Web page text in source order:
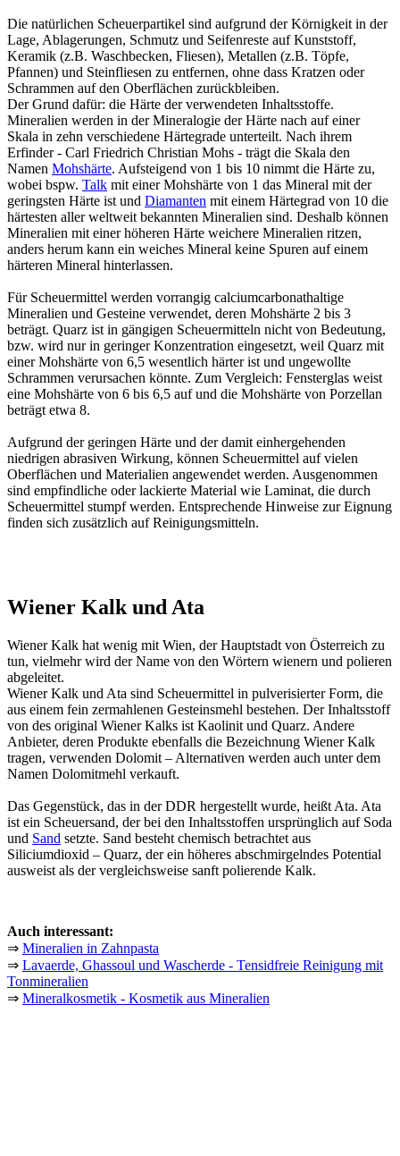
Die natürlichen Scheuerpartikel sind aufgrund der Körnigkeit in der
Lage, Ablagerungen, Schmutz und Seifenreste auf Kunststoff,
Keramik (z.B. Waschbecken, Fliesen), Metallen (z.B. Töpfe,
Pfannen) und Steinfliesen zu entfernen, ohne dass Kratzen oder
Schrammen auf den Oberflächen zurückbleiben.
Der Grund dafür: die Härte der verwendeten Inhaltsstoffe.
Mineralien werden in der Mineralogie der Härte nach auf einer
Skala in zehn verschiedene Härtegrade unterteilt. Nach ihrem
Erfinder - Carl Friedrich Christian Mohs - trägt die Skala den
Namen Mohshärte. Aufsteigend von 1 bis 10 nimmt die Härte zu,
wobei bspw. Talk mit einer Mohshärte von 1 das Mineral mit der
geringsten Härte ist und Diamanten mit einem Härtegrad von 10 die
härtesten aller weltweit bekannten Mineralien sind. Deshalb können
Mineralien mit einer höheren Härte weichere Mineralien ritzen,
anders herum kann ein weiches Mineral keine Spuren auf einem
härteren Mineral hinterlassen.
Für Scheuermittel werden vorrangig calciumcarbonathaltige
Mineralien und Gesteine verwendet, deren Mohshärte 2 bis 3
beträgt. Quarz ist in gängigen Scheuermitteln nicht von Bedeutung,
bzw. wird nur in geringer Konzentration eingesetzt, weil Quarz mit
einer Mohshärte von 6,5 wesentlich härter ist und ungewollte
Schrammen verursachen könnte. Zum Vergleich: Fensterglas weist
eine Mohshärte von 6 bis 6,5 auf und die Mohshärte von Porzellan
beträgt etwa 8.
Aufgrund der geringen Härte und der damit einhergehenden
niedrigen abrasiven Wirkung, können Scheuermittel auf vielen
Oberflächen und Materialien angewendet werden. Ausgenommen
sind empfindliche oder lackierte Material wie Laminat, die durch
Scheuermittel stumpf werden. Entsprechende Hinweise zur Eignung
finden sich zusätzlich auf Reinigungsmitteln.
Wiener Kalk und Ata
Wiener Kalk hat wenig mit Wien, der Hauptstadt von Österreich zu
tun, vielmehr wird der Name von den Wörtern wienern und polieren
abgeleitet.
Wiener Kalk und Ata sind Scheuermittel in pulverisierter Form, die
aus einem fein zermahlenen Gesteinsmehl bestehen. Der Inhaltsstoff
von des original Wiener Kalks ist Kaolinit und Quarz. Andere
Anbieter, deren Produkte ebenfalls die Bezeichnung Wiener Kalk
tragen, verwenden Dolomit – Alternativen werden auch unter dem
Namen Dolomitmehl verkauft.
Das Gegenstück, das in der DDR hergestellt wurde, heißt Ata. Ata
ist ein Scheuersand, der bei den Inhaltsstoffen ursprünglich auf Soda
und Sand setzte. Sand besteht chemisch betrachtet aus
Siliciumdioxid – Quarz, der ein höheres abschmirgelndes Potential
ausweist als der vergleichsweise sanft polierende Kalk.
Auch interessant:
⇒ Mineralien in Zahnpasta
⇒ Lavaerde, Ghassoul und Wascherde - Tensidfreie Reinigung mit
Tonmineralien
⇒ Mineralkosmetik - Kosmetik aus Mineralien